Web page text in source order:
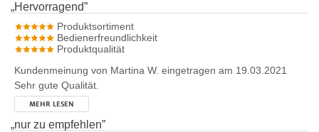
„Hervorragend”
Produktsortiment
Bedienerfreundlichkeit
Produktqualität
Kundenmeinung von Martina W. eingetragen am 19.03.2021
Sehr gute Qualität.
MEHR LESEN
„nur zu empfehlen”